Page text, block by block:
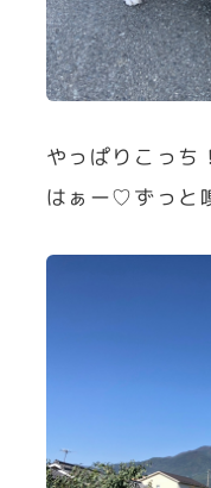
やっぱりこっち！
はぁー♡ずっと